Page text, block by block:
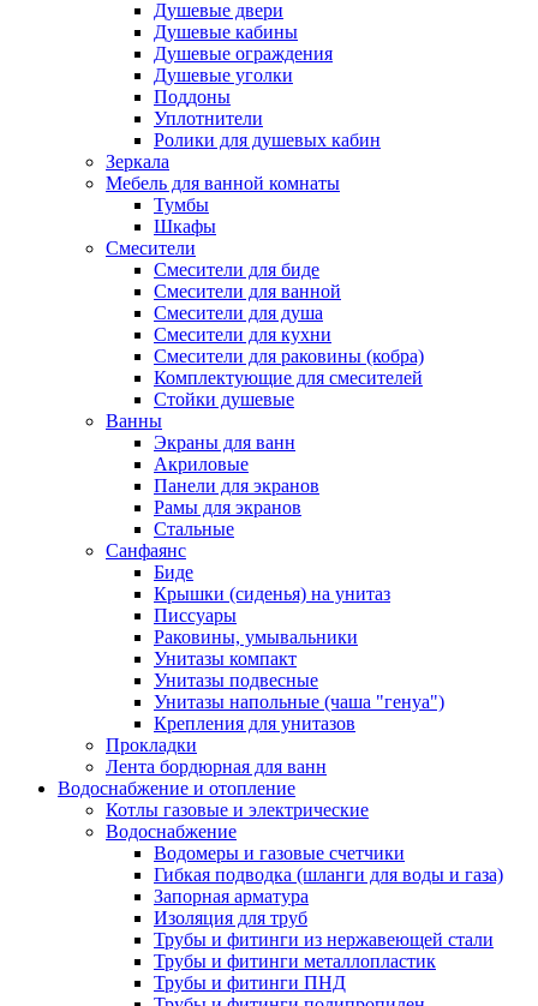
Душевые двери
Душевые кабины
Душевые ограждения
Душевые уголки
Поддоны
Уплотнители
Ролики для душевых кабин
Зеркала
Мебель для ванной комнаты
Тумбы
Шкафы
Смесители
Смесители для биде
Смесители для ванной
Смесители для душа
Смесители для кухни
Смесители для раковины (кобра)
Комплектующие для смесителей
Стойки душевые
Ванны
Экраны для ванн
Акриловые
Панели для экранов
Рамы для экранов
Стальные
Санфаянс
Биде
Крышки (сиденья) на унитаз
Писсуары
Раковины, умывальники
Унитазы компакт
Унитазы подвесные
Унитазы напольные (чаша "генуа")
Крепления для унитазов
Прокладки
Лента бордюрная для ванн
Водоснабжение и отопление
Котлы газовые и электрические
Водоснабжение
Водомеры и газовые счетчики
Гибкая подводка (шланги для воды и газа)
Запорная арматура
Изоляция для труб
Трубы и фитинги из нержавеющей стали
Трубы и фитинги металлопластик
Трубы и фитинги ПНД